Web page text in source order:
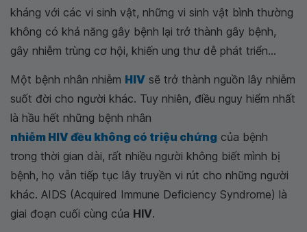
kháng với các vi sinh vật, những vi sinh vật bình thường
không có khả năng gây bệnh lại trở thành gây bệnh,
gây nhiễm trùng cơ hội, khiến ung thư dễ phát triển...
Một bệnh nhân nhiễm HIV sẽ trở thành nguồn lây nhiễm
suốt đời cho người khác. Tuy nhiên, điều nguy hiểm nhất
là hầu hết những bệnh nhân
nhiễm HIV đều không có triệu chứng của bệnh
trong thời gian dài, rất nhiều người không biết mình bị
bệnh, họ vẫn tiếp tục lây truyền vi rút cho những người
khác. AIDS (Acquired Immune Deficiency Syndrome) là
giai đoạn cuối cùng của HIV.